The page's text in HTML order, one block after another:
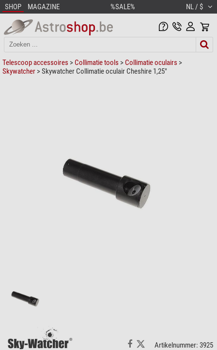
SHOP MAGAZINE %SALE% NL / $
Telescoop accessoires > Collimatie tools > Collimatie oculairs >
Skywatcher > Skywatcher Collimatie oculair Cheshire 1,25"
Artikelnummer: 3925